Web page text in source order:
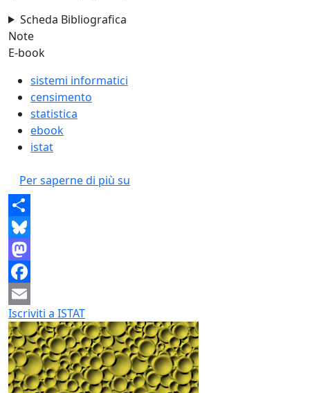
Scheda Bibliografica
Note
E-book
sistemi informatici
censimento
statistica
ebook
istat
Per saperne di più su
Share
Bluesky
Mastodon
Facebook
Email
Iscriviti a ISTAT